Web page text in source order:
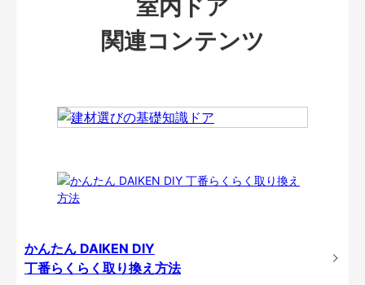
室内ドア
関連コンテンツ
かんたん DAIKEN DIY
丁番らくらく取り換え方法